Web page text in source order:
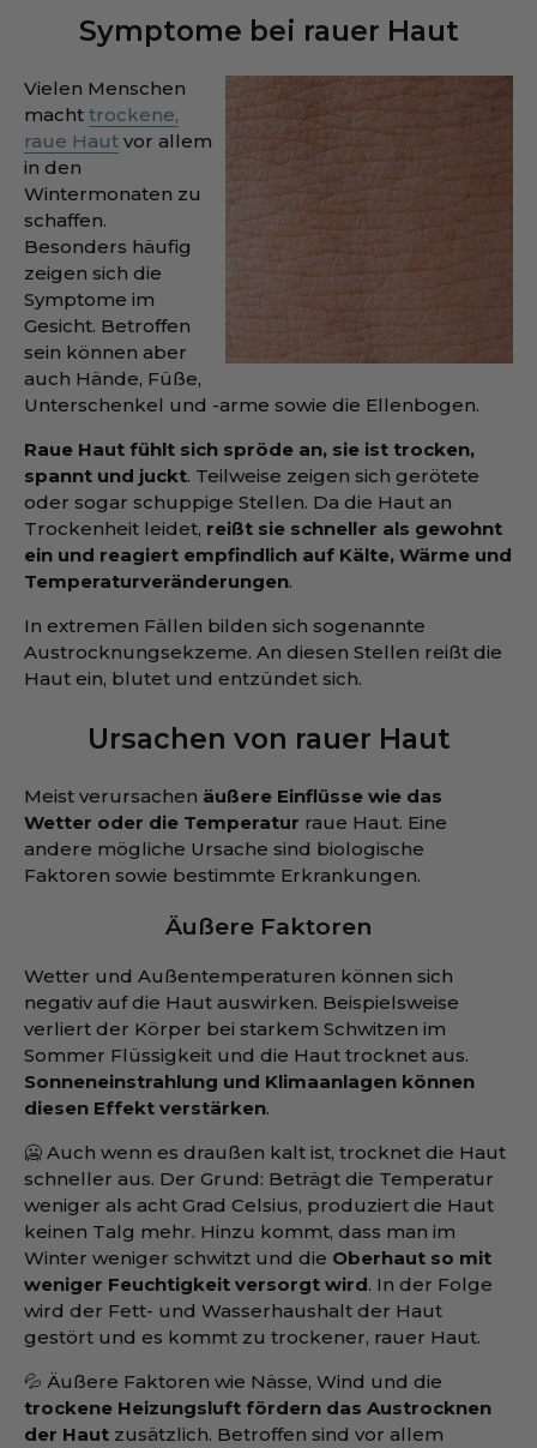
Symptome bei rauer Haut
Vielen Menschen
macht trockene,
raue Haut vor allem
in den
Wintermonaten zu
schaffen.
Besonders häufig
zeigen sich die
Symptome im
Gesicht. Betroffen
sein können aber
auch Hände, Füße,
Unterschenkel und -arme sowie die Ellenbogen.
Raue Haut fühlt sich spröde an, sie ist trocken,
spannt und juckt. Teilweise zeigen sich gerötete
oder sogar schuppige Stellen. Da die Haut an
Trockenheit leidet, reißt sie schneller als gewohnt
ein und reagiert empfindlich auf Kälte, Wärme und
Temperaturveränderungen.
In extremen Fällen bilden sich sogenannte
Austrocknungsekzeme. An diesen Stellen reißt die
Haut ein, blutet und entzündet sich.
Ursachen von rauer Haut
Meist verursachen äußere Einflüsse wie das
Wetter oder die Temperatur raue Haut. Eine
andere mögliche Ursache sind biologische
Faktoren sowie bestimmte Erkrankungen.
Äußere Faktoren
Wetter und Außentemperaturen können sich
negativ auf die Haut auswirken. Beispielsweise
verliert der Körper bei starkem Schwitzen im
Sommer Flüssigkeit und die Haut trocknet aus.
Sonneneinstrahlung und Klimaanlagen können
diesen Effekt verstärken.
🥶 Auch wenn es draußen kalt ist, trocknet die Haut
schneller aus. Der Grund: Beträgt die Temperatur
weniger als acht Grad Celsius, produziert die Haut
keinen Talg mehr. Hinzu kommt, dass man im
Winter weniger schwitzt und die Oberhaut so mit
weniger Feuchtigkeit versorgt wird. In der Folge
wird der Fett- und Wasserhaushalt der Haut
gestört und es kommt zu trockener, rauer Haut.
💦 Äußere Faktoren wie Nässe, Wind und die
trockene Heizungsluft fördern das Austrocknen
der Haut zusätzlich. Betroffen sind vor allem